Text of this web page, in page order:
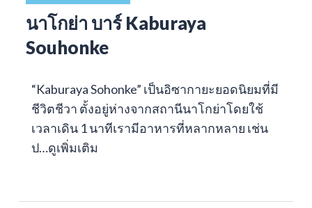
นาโกย่า บาร์ Kaburaya
Souhonke
“Kaburaya Sohonke” เป็นอิซากายะยอดนิยมที่มี
ชีวิตชีวา ตั้งอยู่ห่างจากสถานีนาโกย่าโดยใช้
เวลาเดิน 1 นาทีเรามีอาหารที่หลากหลาย เช่น
ป…ดูเพิ่มเติม